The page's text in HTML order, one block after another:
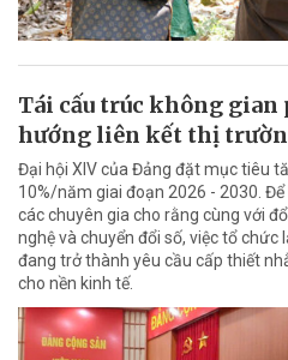
Tái cấu trúc không
hướng liên kết thị
Đại hội XIV của Đảng đặt mục tiêu
10%/năm giai đoạn 2026 - 2030.
các chuyên gia cho rằng cùng với
nghệ và chuyển đổi số, việc tổ
đang trở thành yêu cầu cấp thiết
cho nền kinh tế.